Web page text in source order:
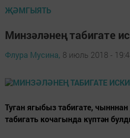
ҖӘМГЫЯТЬ
Минзәләнең табигате
Флура Мусина, 8 июль 2018 -
Туган ягыбыз табигате,
табигать кочагында күптән